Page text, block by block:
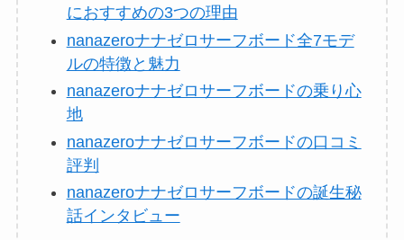
におすすめの3つの理由
nanazeroナナゼロサーフボード全7モデ
ルの特徴と魅力
nanazeroナナゼロサーフボードの乗り心
地
nanazeroナナゼロサーフボードの口コミ
評判
nanazeroナナゼロサーフボードの誕生秘
話インタビュー